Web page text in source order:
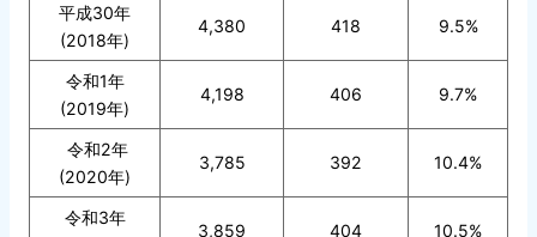
平成30年
(2018年)
4,380 418 9.5%
令和1年
(2019年)
4,198 406 9.7%
令和2年
(2020年)
3,785 392 10.4%
令和3年
3,859 404 10.5%